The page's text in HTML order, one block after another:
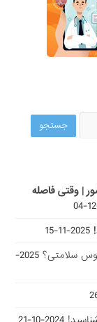
| وقتی فاصله
2025-11-15
سلامتی؟
2025-